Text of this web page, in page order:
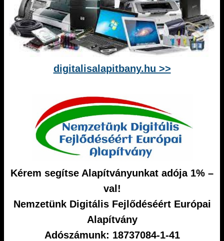
digitalisalapitbany.hu >>
Kérem segítse Alapítványunkat adója 1% –
val!
Nemzetünk Digitális Fejlődéséért Európai
Alapítvány
Adószámunk: 18737084-1-41